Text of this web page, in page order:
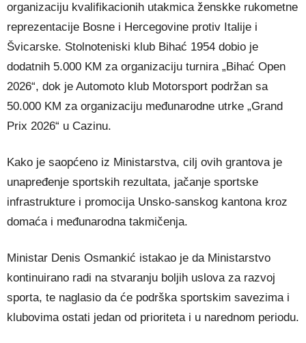
organizaciju kvalifikacionih utakmica ženskke rukometne
reprezentacije Bosne i Hercegovine protiv Italije i
Švicarske. Stolnoteniski klub Bihać 1954 dobio je
dodatnih 5.000 KM za organizaciju turnira „Bihać Open
2026“, dok je Automoto klub Motorsport podržan sa
50.000 KM za organizaciju međunarodne utrke „Grand
Prix 2026“ u Cazinu.
Kako je saopćeno iz Ministarstva, cilj ovih grantova je
unapređenje sportskih rezultata, jačanje sportske
infrastrukture i promocija Unsko-sanskog kantona kroz
domaća i međunarodna takmičenja.
Ministar Denis Osmankić istakao je da Ministarstvo
kontinuirano radi na stvaranju boljih uslova za razvoj
sporta, te naglasio da će podrška sportskim savezima i
klubovima ostati jedan od prioriteta i u narednom periodu.